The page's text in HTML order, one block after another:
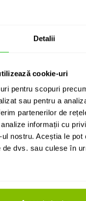
Detalii
cookie-uri
pentru scopuri
sau pentru a
partenerilor de
informații cu
nostru. Aceștia le pot
de dvs. sau culese în
tip
Recessed Artecta
din categoria Recessed
producatorului Artecta